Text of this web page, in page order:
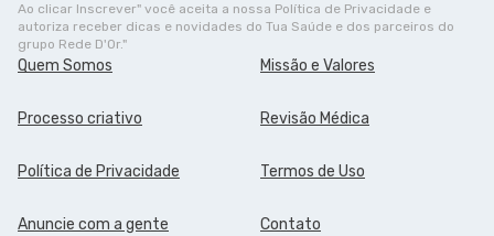
Ao clicar Inscrever" você aceita a nossa Política de Privacidade e
autoriza receber dicas e novidades do Tua Saúde e dos parceiros do
grupo Rede D'Or."
Quem Somos Missão e Valores
Processo criativo Revisão Médica
Política de Privacidade Termos de Uso
Anuncie com a gente Contato